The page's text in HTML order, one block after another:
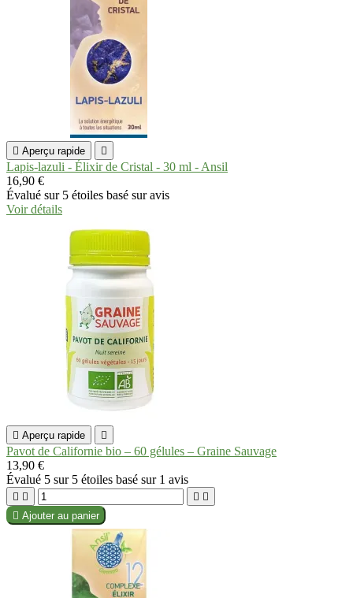
 Aperçu rapide 
Lapis-lazuli - Élixir de Cristal - 30 ml - Ansil
16,90 €
Évalué sur 5 étoiles basé suravis
Voir détails
 Aperçu rapide 
Pavot de Californie bio – 60 gélules – Graine Sauvage
13,90 €
Évalué 5 sur 5 étoiles basé sur 1 avis
   
 Ajouter au panier